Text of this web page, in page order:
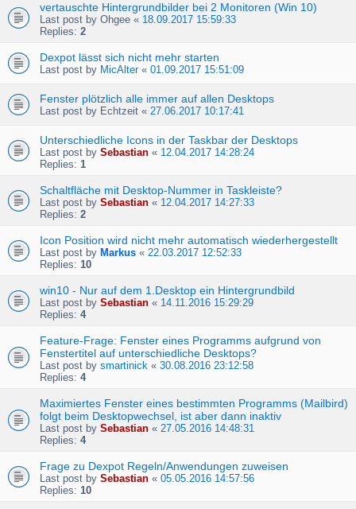
vertauschte Hintergrundbilder bei 2 Monitoren (Win 10)
Last post by Ohgee « 18.09.2017 15:59:33
Replies: 2
Dexpot lässt sich nicht mehr starten
Last post by MicAlter« 01.09.2017 15:51:09
Fenster plötzlich alle immer auf allen Desktops
Last post by Echtzeit « 27.06.2017 10:17:41
Unterschiedliche Icons in der Taskbar der Desktops
Last post by Sebastian « 12.04.2017 14:28:24
Replies: 1
Schaltfläche mit Desktop-Nummer in Taskleiste?
Last post by Sebastian « 12.04.2017 14:27:33
Replies: 2
Icon Position wird nicht mehr automatisch wiederhergestellt
Last post by Markus « 22.03.2017 12:52:33
Replies: 10
win10 - Nur auf dem 1.Desktop ein Hintergrundbild
Last post by Sebastian « 14.11.2016 15:29:29
Replies: 4
Feature-Frage: Fenster eines Programms aufgrund von
Fenstertitel auf unterschiedliche Desktops?
Last post by smartinick « 30.08.2016 23:12:58
Replies: 4
Maximiertes Fenster eines bestimmten Programms (Mailbird)
folgt beim Desktopwechsel, ist aber dann inaktiv
Last post by Sebastian « 27.05.2016 14:48:31
Replies: 4
Frage zu Dexpot Regeln/Anwendungen zuweisen
Last post by Sebastian « 05.05.2016 14:57:56
Replies: 10